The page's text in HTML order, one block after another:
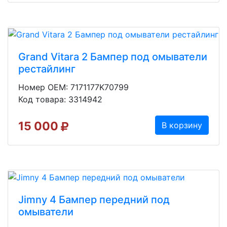
Grand Vitara 2 Бампер под омыватели
рестайлинг
Номер OEM: 7171177K70799
Код товара: 3314942
15 000 В корзину
Jimny 4 Бампер передний под
омыватели